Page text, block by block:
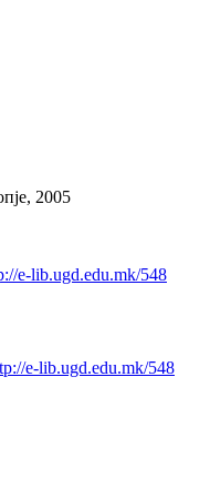
2005
e-lib.ugd.edu.mk/548
e-lib.ugd.edu.mk/548